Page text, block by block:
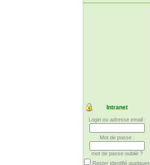
Intranet
Login ou adresse email :
Mot de passe :
mot de passe oublié ?
Rester identifié quelques